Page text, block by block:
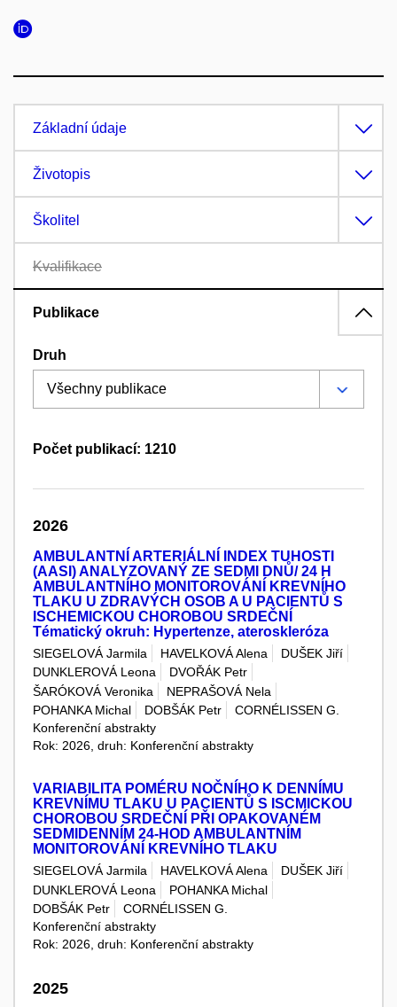
Základní údaje
Životopis
Školitel
Kvalifikace
Publikace
Druh
Počet publikací: 1210
2026
AMBULANTNÍ ARTERIÁLNÍ INDEX TUHOSTI
(AASI) ANALYZOVANÝ ZE SEDMI DNŮ/ 24 H
AMBULANTNÍHO MONITOROVÁNÍ KREVNÍHO
TLAKU U ZDRAVÝCH OSOB A U PACIENTŮ S
ISCHEMICKOU CHOROBOU SRDEČNÍ
Tématický okruh: Hypertenze, ateroskleróza
SIEGELOVÁ Jarmila HAVELKOVÁ Alena
DUŠEK Jiří
DUNKLEROVÁ Leona
DVOŘÁK Petr
ŠARÓKOVÁ Veronika
NEPRAŠOVÁ Nela
POHANKA Michal
DOBŠÁK Petr
CORNÉLISSEN G.
Konferenční abstrakty
Rok: 2026, druh: Konferenční abstrakty
VARIABILITA POMÉRU NOČNÍHO K DENNÍMU
KREVNÍMU TLAKU U PACIENTŮ S ISCMICKOU
CHOROBOU SRDEČNÍ PŘI OPAKOVANÉM
SEDMIDENNÍM 24-HOD AMBULANTNÍM
MONITOROVÁNÍ KREVNÍHO TLAKU
SIEGELOVÁ Jarmila HAVELKOVÁ Alena
DUŠEK Jiří
DUNKLEROVÁ Leona
POHANKA Michal
DOBŠÁK Petr
CORNÉLISSEN G.
Konferenční abstrakty
Rok: 2026, druh: Konferenční abstrakty
2025